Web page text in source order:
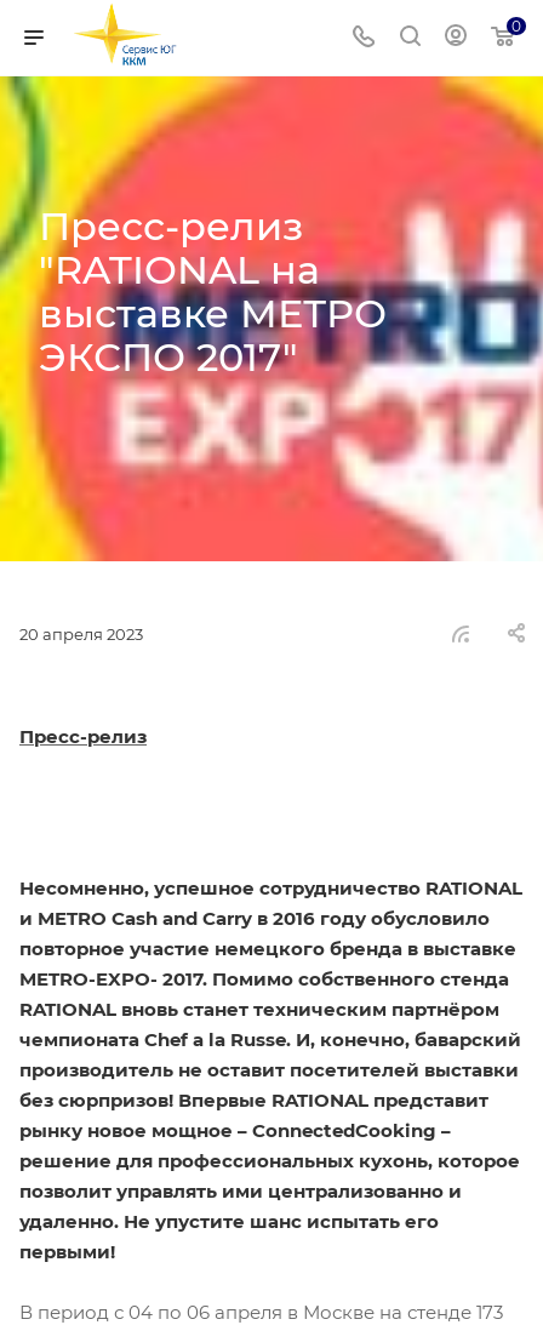
0
Пресс-релиз
"RATIONAL на
выставке МЕТРО
ЭКСПО 2017"
20 апреля 2023
Пресс-релиз
Несомненно, успешное сотрудничество RATIONAL
и METRO Cash and Carry в 2016 году обусловило
повторное участие немецкого бренда в выставке
METRO-EXPO- 2017. Помимо собственного стенда
RATIONAL вновь станет техническим партнёром
чемпионата Chef a la Russe. И, конечно, баварский
производитель не оставит посетителей выставки
без сюрпризов! Впервые RATIONAL представит
рынку новое мощное – ConnectedCooking –
решение для профессиональных кухонь, которое
позволит управлять ими централизованно и
удаленно. Не упустите шанс испытать его
первыми!
В период с 04 по 06 апреля в Москве на стенде 173